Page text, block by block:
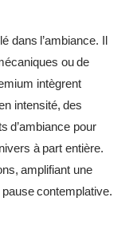
dans l’ambiance. Il
ou de
intègrent
intensité, des
d’ambiance pour
à part entière.
amplifiant une
contemplative.